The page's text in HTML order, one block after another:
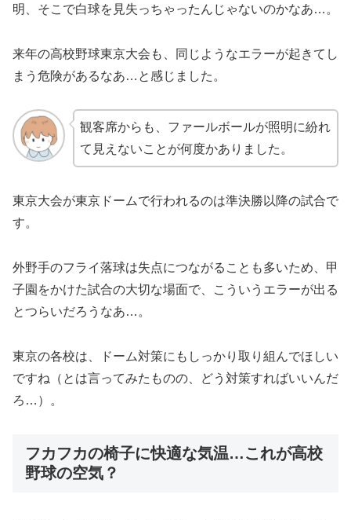
明、そこで白球を見失っちゃったんじゃないのかなあ…。
来年の高校野球東京大会も、同じようなエラーが起きてし
まう危険があるなあ…と感じました。
観客席からも、ファールボールが照明に紛れ
て見えないことが何度かありました。
東京大会が東京ドームで行われるのは準決勝以降の試合で
す。
外野手のフライ落球は失点につながることも多いため、甲
子園をかけた試合の大切な場面で、こういうエラーが出る
とつらいだろうなあ…。
東京の各校は、ドーム対策にもしっかり取り組んでほしい
ですね（とは言ってみたものの、どう対策すればいいんだ
ろ…）。
フカフカの椅子に快適な気温…これが高校
野球の空気？